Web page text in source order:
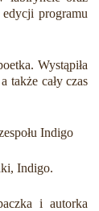
programu
Wystąpiła
cały czas
Indigo
Indigo.
i autorka